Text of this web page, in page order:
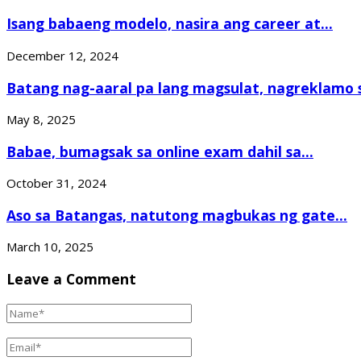
Isang babaeng modelo, nasira ang career at...
December 12, 2024
Batang nag-aaral pa lang magsulat, nagreklamo
May 8, 2025
Babae, bumagsak sa online exam dahil sa...
October 31, 2024
Aso sa Batangas, natutong magbukas ng gate...
March 10, 2025
Leave a Comment